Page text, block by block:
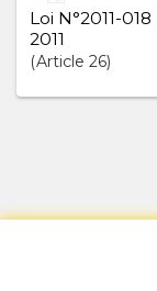
Loi N°2011-
2011
Article 26